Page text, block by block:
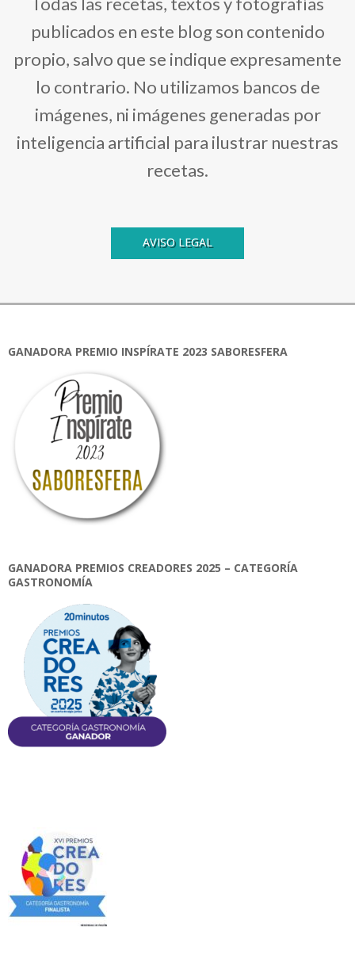
publicados en este blog son contenido
propio, salvo que se indique expresamente
lo contrario. No utilizamos bancos de
imágenes, ni imágenes generadas por
inteligencia artificial para ilustrar nuestras
recetas.
AVISO LEGAL
GANADORA PREMIO INSPÍRATE 2023 SABORESFERA
GANADORA PREMIOS CREADORES 2025 – CATEGORÍA
GASTRONOMÍA